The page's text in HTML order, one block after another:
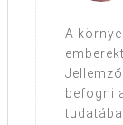
A
befogni